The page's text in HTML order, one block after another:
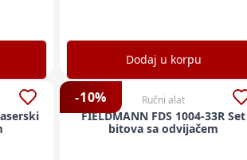
Dodaj u korpu
-10% Ručni alat
FIELDMANN FDS 1004-33R Set
bitova sa odvijačem